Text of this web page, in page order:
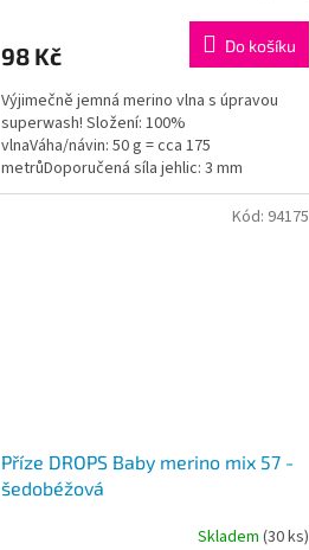
je
z
5
hvězdiček.
98 Kč Do košíku
Výjimečně jemná merino vlna s úpravou
superwash! Složení: 100%
vlnaVáha/návin: 50 g = cca 175
metrůDoporučená síla jehlic: 3 mm
Instagram: #dropsbabymerino
Příze DROPS Baby merino mix 57 -
šedobéžová
Skladem (30 ks)
Kód: 94175